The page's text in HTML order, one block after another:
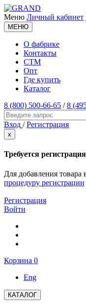
Меню Личный кабинет
МЕНЮ
О фабрике
Контакты
СТМ
Опт
Где купить
Каталог
8 (800) 500-66-65 /8
Вход / Регистрация
x
Требуется
Для добавления товара
процедуру регистрации
Регистрация
Войти
Корзина 0
Eng
КАТАЛОГ